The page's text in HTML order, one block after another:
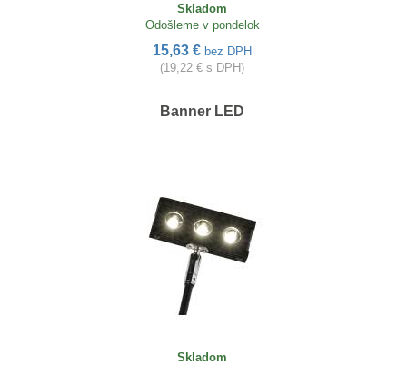
Skladom
Odošleme v pondelok
15,63 € bez DPH
(19,22 € s DPH)
Banner LED
Skladom